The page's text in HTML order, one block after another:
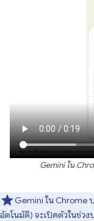
Gemini ใน
Gemini ใน Chrome
อัตโนมัติ) จะเปิดตัวในช่ว